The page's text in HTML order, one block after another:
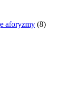
aforyzmy (8)